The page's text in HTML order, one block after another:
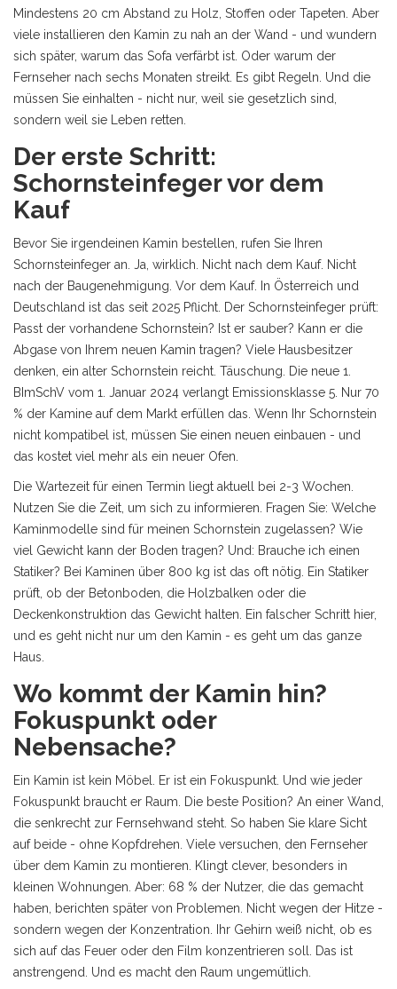
Mindestens 20 cm Abstand zu Holz, Stoffen oder Tapeten. Aber
viele installieren den Kamin zu nah an der Wand - und wundern
sich später, warum das Sofa verfärbt ist. Oder warum der
Fernseher nach sechs Monaten streikt. Es gibt Regeln. Und die
müssen Sie einhalten - nicht nur, weil sie gesetzlich sind,
sondern weil sie Leben retten.
Der erste Schritt:
Schornsteinfeger vor dem
Kauf
Bevor Sie irgendeinen Kamin bestellen, rufen Sie Ihren
Schornsteinfeger an. Ja, wirklich. Nicht nach dem Kauf. Nicht
nach der Baugenehmigung. Vor dem Kauf. In Österreich und
Deutschland ist das seit 2025 Pflicht. Der Schornsteinfeger prüft:
Passt der vorhandene Schornstein? Ist er sauber? Kann er die
Abgase von Ihrem neuen Kamin tragen? Viele Hausbesitzer
denken, ein alter Schornstein reicht. Täuschung. Die neue 1.
BImSchV vom 1. Januar 2024 verlangt Emissionsklasse 5. Nur 70
% der Kamine auf dem Markt erfüllen das. Wenn Ihr Schornstein
nicht kompatibel ist, müssen Sie einen neuen einbauen - und
das kostet viel mehr als ein neuer Ofen.
Die Wartezeit für einen Termin liegt aktuell bei 2-3 Wochen.
Nutzen Sie die Zeit, um sich zu informieren. Fragen Sie: Welche
Kaminmodelle sind für meinen Schornstein zugelassen? Wie
viel Gewicht kann der Boden tragen? Und: Brauche ich einen
Statiker? Bei Kaminen über 800 kg ist das oft nötig. Ein Statiker
prüft, ob der Betonboden, die Holzbalken oder die
Deckenkonstruktion das Gewicht halten. Ein falscher Schritt hier,
und es geht nicht nur um den Kamin - es geht um das ganze
Haus.
Wo kommt der Kamin hin?
Fokuspunkt oder
Nebensache?
Ein Kamin ist kein Möbel. Er ist ein Fokuspunkt. Und wie jeder
Fokuspunkt braucht er Raum. Die beste Position? An einer Wand,
die senkrecht zur Fernsehwand steht. So haben Sie klare Sicht
auf beide - ohne Kopfdrehen. Viele versuchen, den Fernseher
über dem Kamin zu montieren. Klingt clever, besonders in
kleinen Wohnungen. Aber: 68 % der Nutzer, die das gemacht
haben, berichten später von Problemen. Nicht wegen der Hitze -
sondern wegen der Konzentration. Ihr Gehirn weiß nicht, ob es
sich auf das Feuer oder den Film konzentrieren soll. Das ist
anstrengend. Und es macht den Raum ungemütlich.